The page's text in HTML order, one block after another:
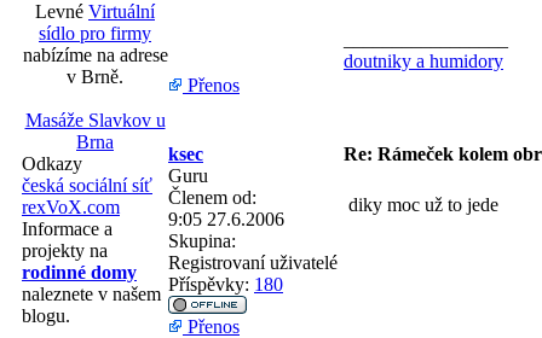
Levné Virtuální
sídlo pro firmy
nabízíme na adrese
v Brně.
Masáže Slavkov u
Brna
Odkazy
česká sociální síť
rexVoX.com
Informace a
projekty na
rodinné domy
naleznete v našem
blogu.
doutniky a humidory
Přenos
ksec
Re: Rámeček kolem
Guru
Členem od:
9:05 27.6.2006
Skupina:
Registrovaní uživatelé
Příspěvky: 180
diky moc už to jede
Přenos